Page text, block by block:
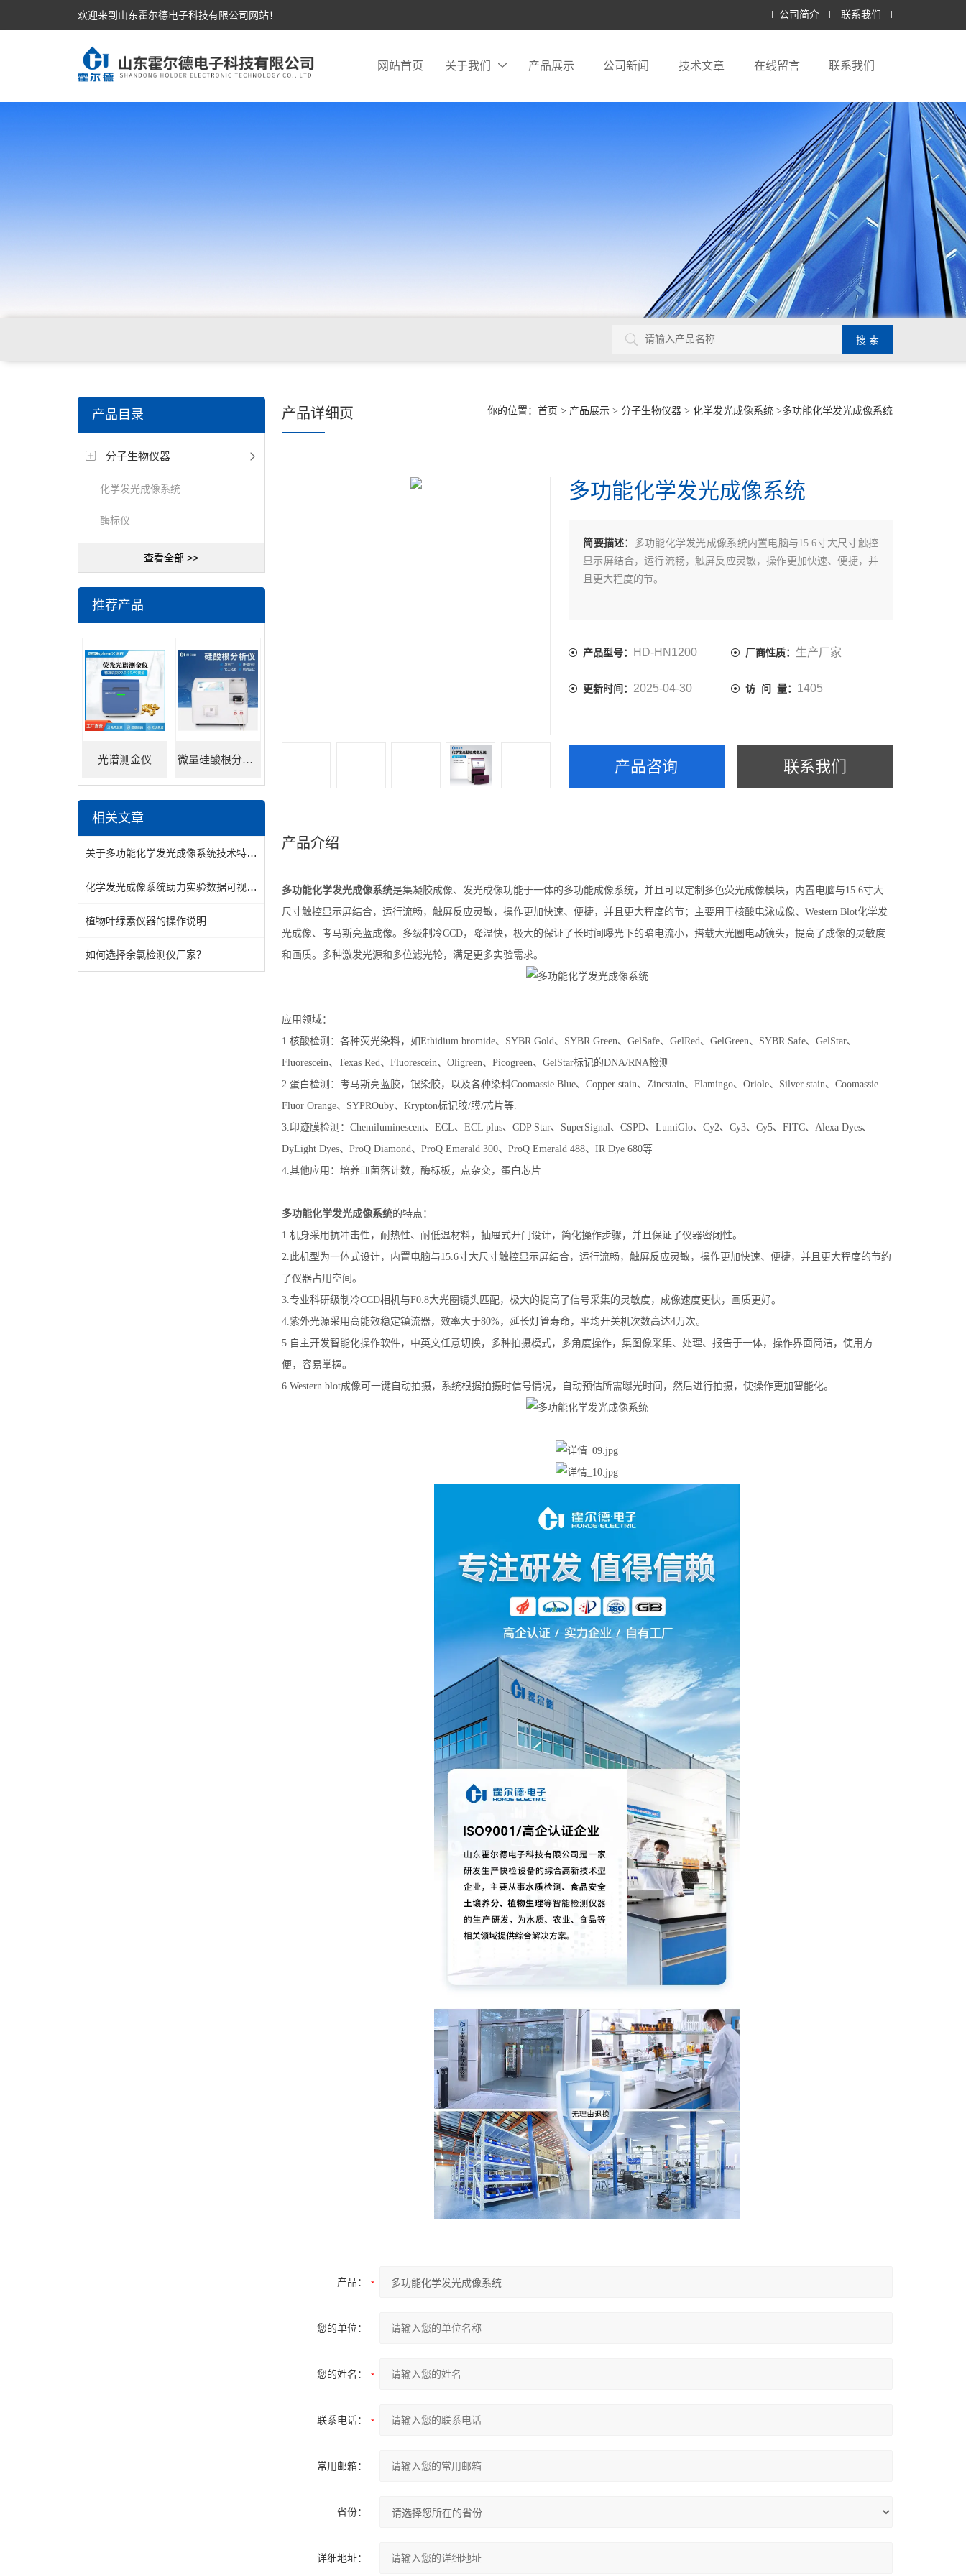
欢迎来到山东霍尔德电子科技有限公司网站！ 公司简介 联系我们
网站首页 关于我们 产品展示 公司新闻 技术文章 在线留言 联系我们
试仪，定氮仪，紫外可见分光光度计
产品目录
分子生物仪器
化学发光成像系统
酶标仪
查看全部 >>
推荐产品
光谱测金仪 微量硅酸根分析仪
相关文章
关于多功能化学发光成像系统技术特点，你了解吗
化学发光成像系统助力实验数据可视化升级 霍尔德
植物叶绿素仪器的操作说明
如何选择余氯检测仪厂家？
你的位置： 首页 > 产品展示 > 分子生物仪器 > 化学发光成像系统 >多功能化学发光成像系统
产品详细页
多功能化学发光成像系统
简要描述： 多功能化学发光成像系统内置电脑与15.6寸大尺寸触控
显示屏结合，运行流畅，触屏反应灵敏，操作更加快速、便捷，并
且更大程度的节。
产品型号： HD-HN1200 厂商性质： 生产厂家
更新时间： 2025-04-30 访 问 量： 1405
产品咨询 联系我们
产品介绍
多功能化学发光成像系统是集凝胶成像、发光成像功能于一体的多功能成像系统，并且可以定制多色荧光成像模块，内置电脑与15.6寸大
尺寸触控显示屏结合，运行流畅，触屏反应灵敏，操作更加快速、便捷，并且更大程度的节；主要用于核酸电泳成像、Western Blot化学发
光成像、考马斯亮蓝成像。多级制冷CCD，降温快，极大的保证了长时间曝光下的暗电流小，搭载大光圈电动镜头，提高了成像的灵敏度
和画质。多种激发光源和多位滤光轮，满足更多实验需求。
应用领域：
1.核酸检测：各种荧光染料，如Ethidium bromide、SYBR Gold、SYBR Green、GelSafe、GelRed、GelGreen、SYBR Safe、GelStar、
Fluorescein、Texas Red、Fluorescein、Oligreen、Picogreen、GelStar标记的DNA/RNA检测
2.蛋白检测：考马斯亮蓝胶，银染胶，以及各种染料Coomassie Blue、Copper stain、Zincstain、Flamingo、Oriole、Silver stain、Coomassie
Fluor Orange、SYPROuby、Krypton标记胶/膜/芯片等.
3.印迹膜检测：Chemiluminescent、ECL、ECL plus、CDP Star、SuperSignal、CSPD、LumiGlo、Cy2、Cy3、Cy5、FITC、Alexa Dyes、
DyLight Dyes、ProQ Diamond、ProQ Emerald 300、ProQ Emerald 488、IR Dye 680等
4.其他应用：培养皿菌落计数，酶标板，点杂交，蛋白芯片
多功能化学发光成像系统的特点：
1.机身采用抗冲击性，耐热性、耐低温材料，抽屉式开门设计，简化操作步骤，并且保证了仪器密闭性。
2.此机型为一体式设计，内置电脑与15.6寸大尺寸触控显示屏结合，运行流畅，触屏反应灵敏，操作更加快速、便捷，并且更大程度的节约
了仪器占用空间。
3.专业科研级制冷CCD相机与F0.8大光圈镜头匹配，极大的提高了信号采集的灵敏度，成像速度更快，画质更好。
4.紫外光源采用高能效稳定镇流器，效率大于80%，延长灯管寿命，平均开关机次数高达4万次。
5.自主开发智能化操作软件，中英文任意切换，多种拍摄模式，多角度操作，集图像采集、处理、报告于一体，操作界面简洁，使用方
便，容易掌握。
6.Western blot成像可一键自动拍摄，系统根据拍摄时信号情况，自动预估所需曝光时间，然后进行拍摄，使操作更加智能化。
产品：
您的单位：
您的姓名：
联系电话：
常用邮箱：
省份：
详细地址：